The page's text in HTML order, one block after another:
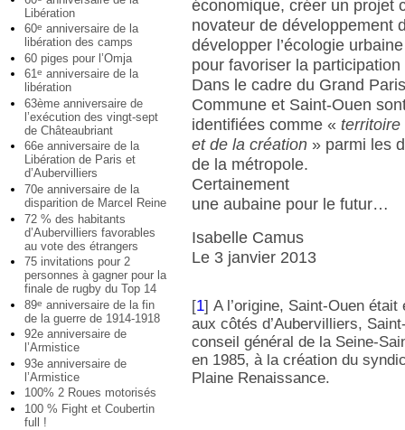
Libération
60e anniversaire de la
libération des camps
60 piges pour l’Omja
61e anniversaire de la
libération
63ème anniversaire de
l’exécution des vingt-sept
de Châteaubriant
66e anniversaire de la
Libération de Paris et
d’Aubervilliers
70e anniversaire de la
disparition de Marcel Reine
72 % des habitants
d’Aubervilliers favorables
au vote des étrangers
75 invitations pour 2
personnes à gagner pour la
finale de rugby du Top 14
89e anniversaire de la fin
de la guerre de 1914-1918
92e anniversaire de
l’Armistice
93e anniversaire de
l’Armistice
100% 2 Roues motorisés
100 % Fight et Coubertin
full !
économique, créer un projet
novateur de développement
développer l’écologie
pour favoriser la
Dans le cadre du Grand
Commune et Saint-Ouen
identifiées comme «territoire
et de la création » parmi les
de la métropole.
Certainement
une aubaine pour le futur…
Isabelle Camus
Le 3 janvier 2013
[1]A l’origine, Saint-Ouen
aux côtés d’Aubervilliers,
conseil général de la Seine-
en 1985, à la création du
Plaine Renaissance.